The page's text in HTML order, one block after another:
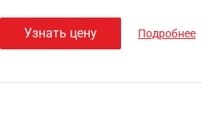
Узнать цену Подробнее